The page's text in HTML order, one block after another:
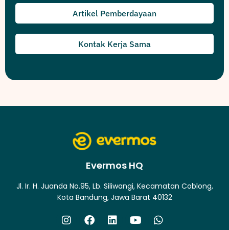
Artikel Pemberdayaan
Kontak Kerja Sama
Evermos HQ
Jl. Ir. H. Juanda No.95, Lb. Siliwangi, Kecamatan Coblong,
Kota Bandung, Jawa Barat 40132